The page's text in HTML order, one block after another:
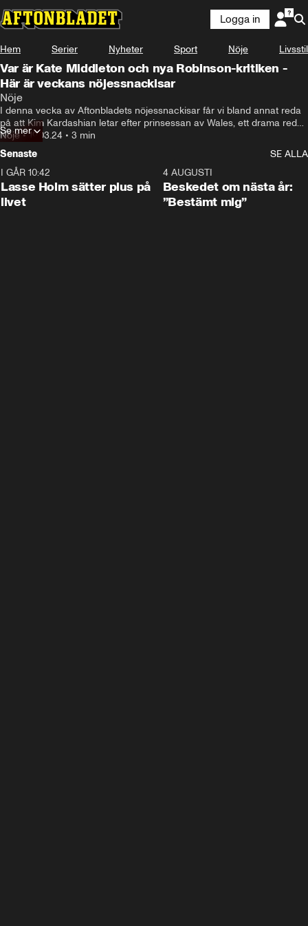
Logga in
Hem Serier Nyheter Sport Nöje Livsstil
Var är Kate Middleton och nya Robinson-kritiken -
Här är veckans nöjessnackisar
Nöje
I denna vecka av Aftonbladets nöjessnackisar får vi bland annat reda
på att Kim Kardashian letar efter prinsessan av Wales, ett drama redan
i premiäravsnittet av Robinson, samt hur en speciell reklamfilm har
hyllats världen över. Med Linnea Blomberg och Nadya Abbasi
Nöje•19.03.24 • 3 min
Se mer
Senaste
SE ALLA
I GÅR 10:42
Lasse Holm sätter plus på
livet
4 AUGUSTI
Beskedet om nästa år:
”Bestämt mig”